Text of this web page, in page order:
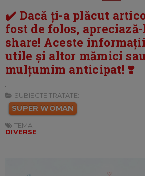
✔️ Dacă ți-a plăcut
fost de folos,
share! Aceste
utile și altor mămici
mulțumim anticipat! ❣️
SUBIECTE TRATATE:
SUPER WOMAN
TEMA:
DIVERSE